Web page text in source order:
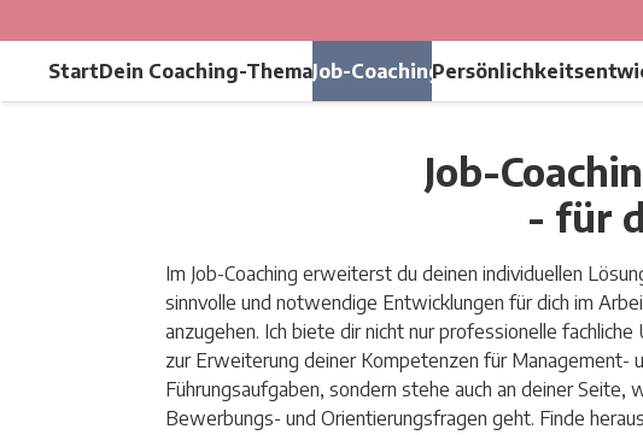
StartDein Coaching-ThemaJob-Coaching
Job-
- für
Im Job-Coaching erweiterst du deinen individuellen
sinnvolle und notwendige Entwicklungen für dich im
anzugehen. Ich biete dir nicht nur professionelle
zur Erweiterung deiner Kompetenzen für Management-
Führungsaufgaben, sondern stehe auch an deiner Seite,
Bewerbungs- und Orientierungsfragen geht. Finde